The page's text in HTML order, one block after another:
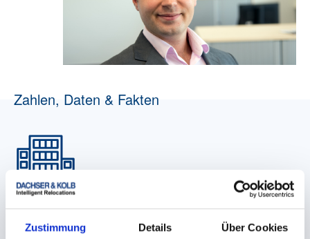
Zustimmung Details Über Cookies
Zahlen, Daten & Fakten
Firmierung